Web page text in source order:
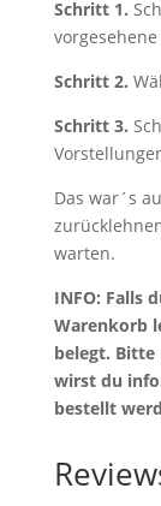
Schritt 1.
Schritt 2.
Schritt 3.
Das war´s
warten.
INFO: Falls
Warenkorb
belegt. Bitte
wirst du
bestellt